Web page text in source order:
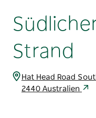
Strand
Hat Head Road
2440 Australien